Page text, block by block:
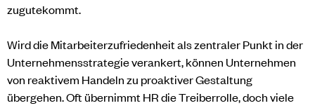
zugutekommt.
Wird die Mitarbeiterzufriedenheit als zentraler Punkt in der
Unternehmensstrategie verankert, können Unternehmen
von reaktivem Handeln zu proaktiver Gestaltung
übergehen. Oft übernimmt HR die Treiberrolle, doch viele